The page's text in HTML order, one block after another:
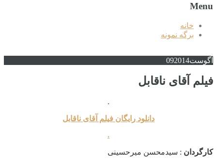
Menu
خانه
برگه نمونه
آگوست 092014
فیلم آقای ناقابل
.
دانلود رایگان فیلم آقای ناقابل
.
کارگردان : سیدمحسن میرحسینی